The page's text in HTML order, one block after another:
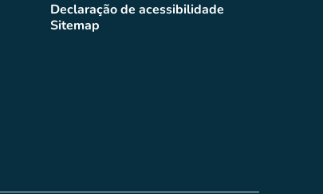
Declaração de acessibilidade
(novo separador)
Sitemap(novo separador)